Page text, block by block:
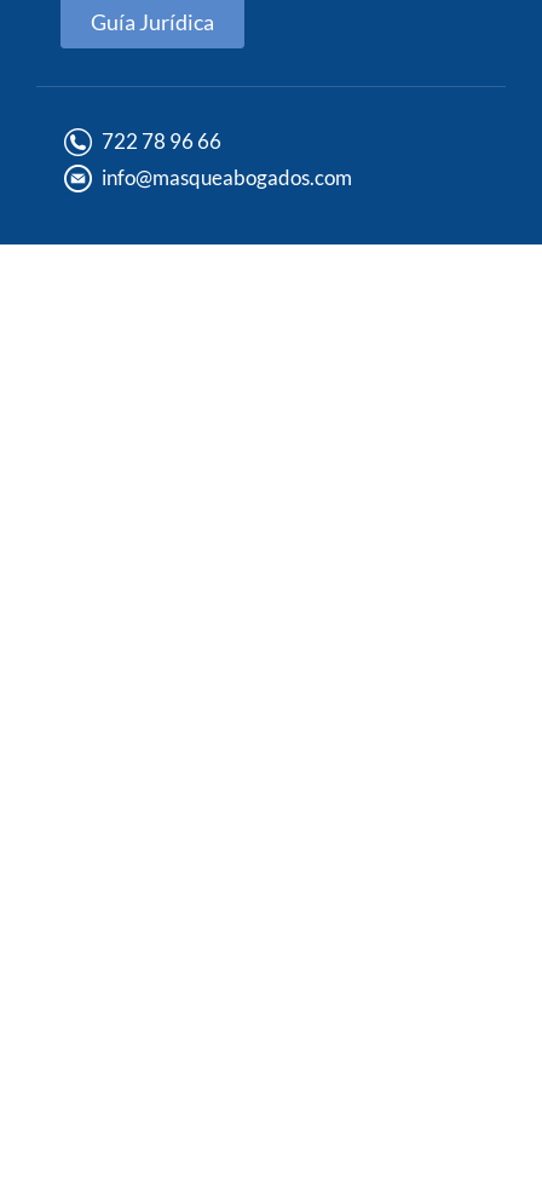
Guía Jurídica
722 78 96 66
info@masqueabogados.com